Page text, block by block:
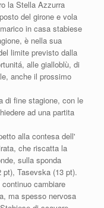
la Stella Azzurra
del girone e vola
in casa stabiese
è nella sua
limite previsto dalla
alle gialloblù, di
anche il prossimo
di fine stagione, con le
ad una partita
alla contesa dell'
che riscatta la
sulla sponda
Tasevska (13 pt).
cambiare
ma spesso nervosa